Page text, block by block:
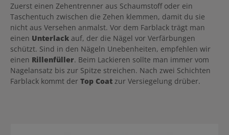
Zuerst einen Zehentrenner aus Schaumstoff oder ein
Taschentuch zwischen die Zehen klemmen, damit du sie
nicht aus Versehen anmalst. Vor dem Farblack trägt man
einen Unterlack auf, der die Nägel vor Verfärbungen
schützt. Sind in den Nägeln Unebenheiten, empfehlen wir
einen Rillenfüller. Beim Lackieren sollte man immer vom
Nagelansatz bis zur Spitze streichen. Nach zwei Schichten
Farblack kommt der Top Coat zur Versiegelung drüber.